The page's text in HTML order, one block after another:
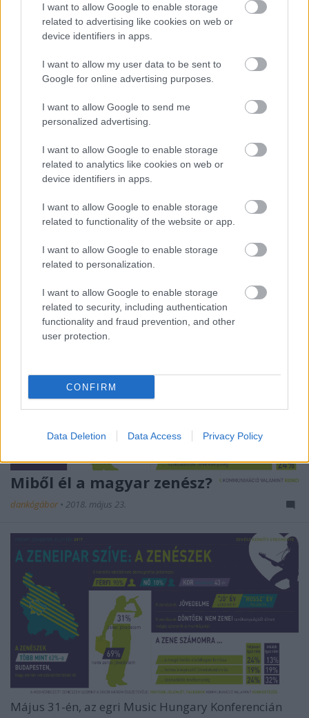
I want to allow Google to enable storage
related to advertising like cookies on web or
device identifiers in apps.
I want to allow my user data to be sent to
Google for online advertising purposes.
I want to allow Google to send me
personalized advertising.
I want to allow Google to enable storage
related to analytics like cookies on web or
device identifiers in apps.
I want to allow Google to enable storage
related to functionality of the website or app.
I want to allow Google to enable storage
related to personalization.
I want to allow Google to enable storage
related to security, including authentication
functionality and fraud prevention, and other
user protection.
CONFIRM
Data Deletion Data Access Privacy Policy
Szövegértési nehézséggel küzdő magyar gyerekek
segítéséért kampányol a Balaton Sound
Miből él a magyar zenész?
dankógábor • 2018. május 23.
Május 31-én, az egri Music Hungary Konferencián